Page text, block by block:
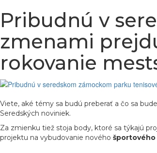
Pribudnú v
zmenami
rokovanie
Viete, aké témy sa budú preberať a čo sa
Seredských noviniek.
Za zmienku tiež stoja body, ktoré sa týkajú
projektu na vybudovanie nového športového